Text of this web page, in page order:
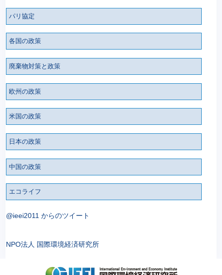
パリ協定
各国の政策
廃棄物対策と政策
欧州の政策
米国の政策
日本の政策
中国の政策
エコライフ
@ieei2011 からのツイート
NPO法人 国際環境経済研究所